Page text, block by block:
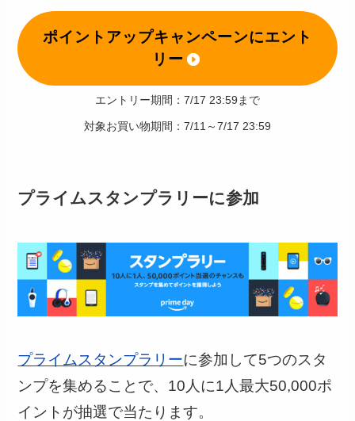
ポイントアップキャンペーンにエント
リー
エントリー期間：7/17 23:59まで
対象お買い物期間：7/11～7/17 23:59
プライムスタンプラリーに参加
プライムスタンプラリーに参加して5つのスタ
ンプを集めることで、10人に1人最大50,000ポ
イントが抽選で当たります。